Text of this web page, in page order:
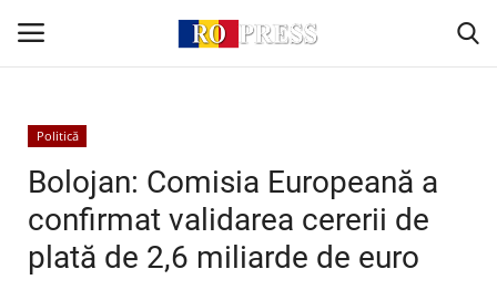
Conectare
Acasă
Intern
Politică
Bolojan: Comisia Europeană a
confirmat validarea cererii de
plată de 2,6 miliarde de euro